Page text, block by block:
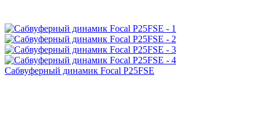
Сабвуферный динамик Focal P25FSE